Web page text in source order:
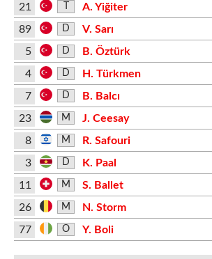
21
A. Yiğiter
89
D
V. Sarı
5
D B. Öztürk
4 D
H. Türkmen
7
D B. Balcı
23 M
J. Ceesay
8
M R. Safouri
3 D
K. Paal
11
M
S. Ballet
26
M N. Storm
77 O Y. Boli